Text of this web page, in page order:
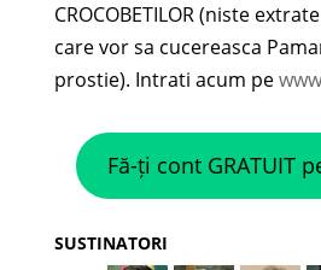
CROCOBETILOR (niste
care vor sa cucereasca
prostie). Intrati acum pe
Fă-ți cont GRATUIT
SUSTINATORI